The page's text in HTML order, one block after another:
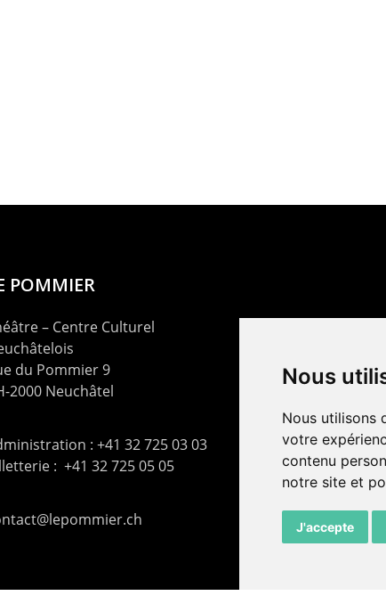
Nous
Nous utilisons
votre
contenu
notre site et
J'accepte
POMMIER
– Centre Culturel
du Pommier 9
2000 Neuchâtel
: +41 32 725 03 03
: +41 32 725 05 05